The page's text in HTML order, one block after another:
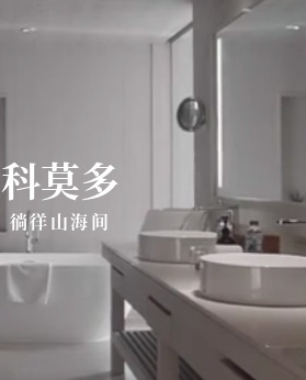
科莫多
徜徉山海间